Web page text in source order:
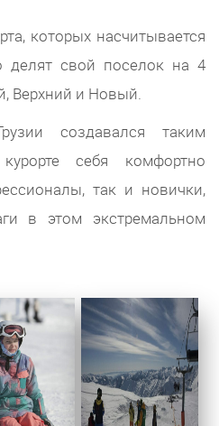
которых насчитывается
делят свой поселок на 4
Верхний и Новый.
создавался таким
себя комфортно
так и новички,
в этом экстремальном